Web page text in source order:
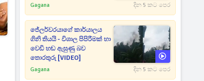
Gagana දින 5 කට පෙර
ජේලර්වරයාගේ කාර්යාලය
ගිනි තියයි - විශාල පිපිරීමක් හා
වෙඩි හඬ ඇසුණු බව
තොරතුරු [VIDEO]
Gagana දින 5 කට පෙර